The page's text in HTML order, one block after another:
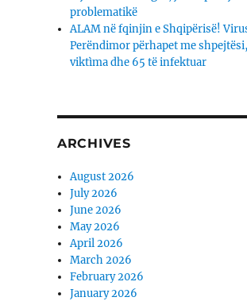
problematikë
ALAM në fqinjin e Shqipërisë!
Perëndimor përhapet me
viktìma dhe 65 të infektuar
ARCHIVES
August 2026
July 2026
June 2026
May 2026
April 2026
March 2026
February 2026
January 2026